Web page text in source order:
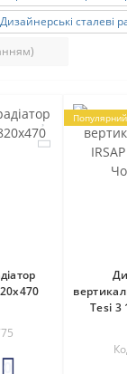
Дизайнерські сталеві
0
Популярний
Tesi 3